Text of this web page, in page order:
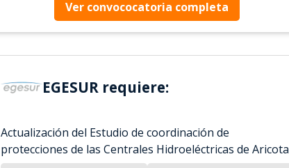
Ver convococatoria completa
EGESUR requiere:
Actualización del Estudio de coordinación de
protecciones de las Centrales Hidroeléctricas de Aricota